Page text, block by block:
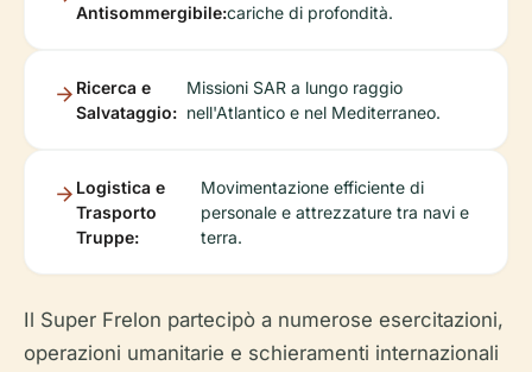
Antisommergibile:cariche di profondità.
Ricerca e
Salvataggio:
Missioni SAR a lungo raggio
nell'Atlantico e nel Mediterraneo.
Logistica e
Trasporto
Truppe:
Movimentazione efficiente di
personale e attrezzature tra navi e
terra.
Il Super Frelon partecipò a numerose esercitazioni,
operazioni umanitarie e schieramenti internazionali